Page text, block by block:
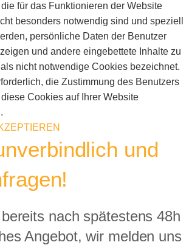
für das Funktionieren der Website
besonders notwendig sind und speziell
persönliche Daten der Benutzer
und andere eingebettete Inhalte zu
nicht notwendige Cookies bezeichnet.
die Zustimmung des Benutzers
Cookies auf Ihrer Website
und
nach spätestens 48h
Angebot, wir melden uns